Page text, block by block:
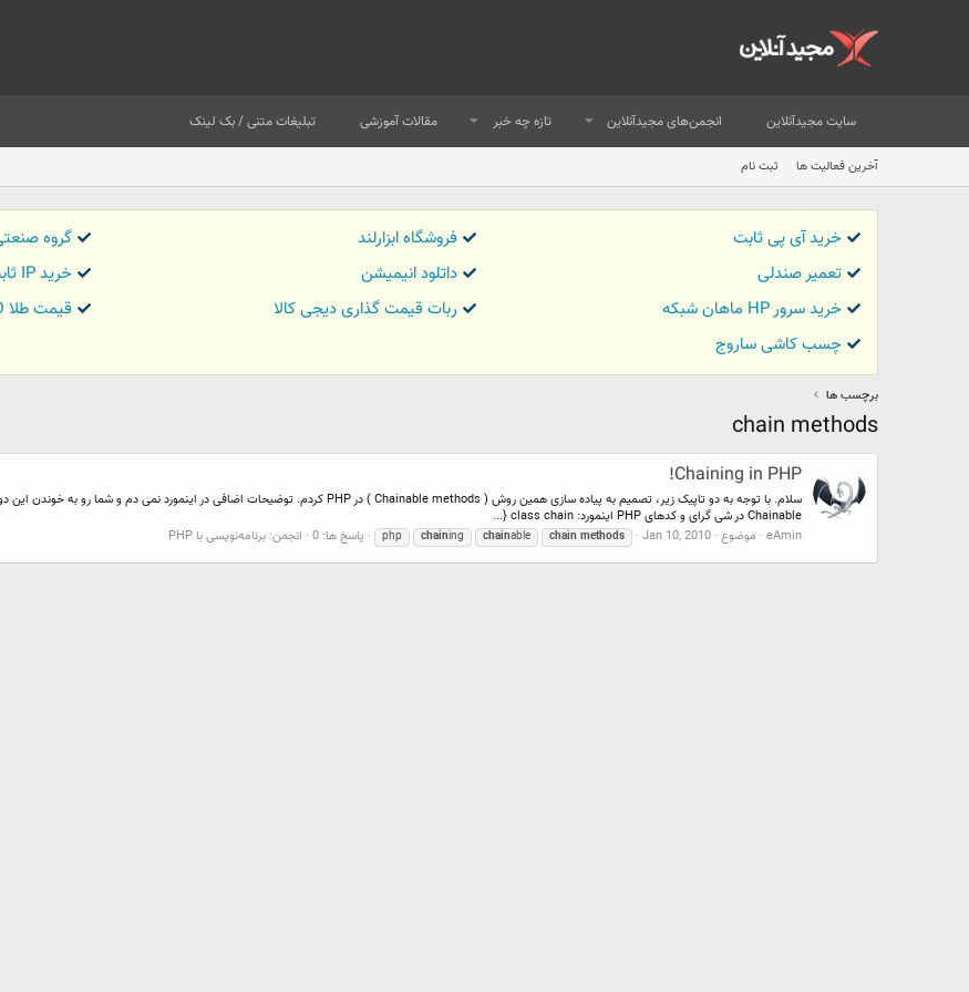
سایت مجیدآنلاین انجمن‌های مجیدآنلاین تازه چه خبر مقالات آموزشی تبلیغات متنی / بک لینک
آخرین فعالیت ها ثبت نام
خرید آی پی ثابت فروشگاه ابزارلند
گروه
تعمیر صندلی
داتلود انیمیشن
خرید IP ثابت کاور تریدر
خرید سرور HP ماهان شبکه
ربات قیمت گذاری دیجی کالا
قیمت طلا GOLD
چسب کاشی ساروج
برچسب ها
chain methods
Chaining in PHP!
Chainable در شی گرای و کدهای PHP اینمورد: class chain {...
eAmin موضوع Jan 10, 2010
chain methods
chainable
chaining
php پاسخ ها: 0 انجمن: برنامه‌نویسی با PHP